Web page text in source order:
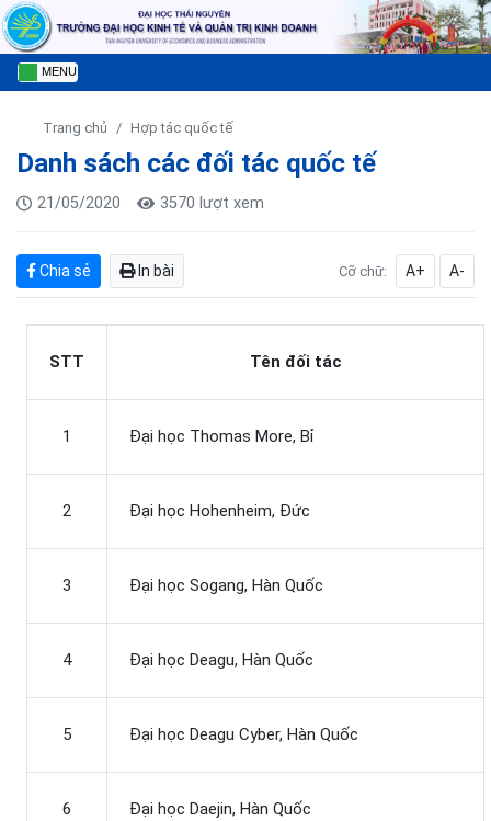
MENU
Trang chủ Hợp tác quốc tế
Danh sách các đối tác quốc tế
21/05/2020 3570 lượt xem
Chia sẻ In bài Cỡ chữ: A+ A-
STT Tên đối tác
1 Đại học Thomas More, Bỉ
2 Đại học Hohenheim, Đức
3 Đại học Sogang, Hàn Quốc
4 Đại học Deagu, Hàn Quốc
5 Đại học Deagu Cyber, Hàn Quốc
6 Đại học Daejin, Hàn Quốc